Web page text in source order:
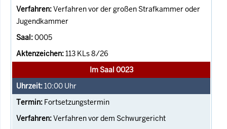
Verfahren vor der großen Strafkammer oder
Jugendkammer
0005
113 KLs 8/26
Im Saal 0023
10:00 Uhr
Fortsetzungstermin
Verfahren vor dem Schwurgericht